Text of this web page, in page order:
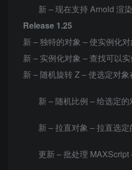
新 – 现在支持 Arnold 渲
Release 1.25
新 – 独特的对象 – 使实例化对
新 – 实例化对象 – 查找可以实
新 – 随机旋转 Z – 使选定对象
新 – 随机比例 – 给选定的
新 – 拉直对象 – 拉直选定
更新 – 批处理